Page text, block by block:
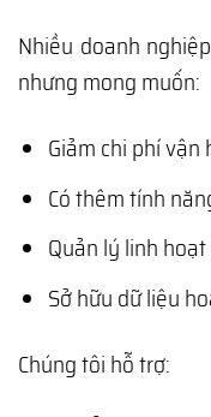
Nhiều doanh
nhưng mong muốn:
Giảm chi phí vận
Có thêm tính
Quản lý linh
Sở hữu dữ liệu
Chúng tôi hỗ trợ: